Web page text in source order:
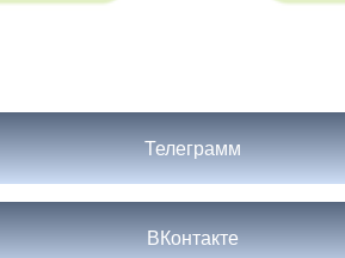
Телеграмм
ВКонтакте